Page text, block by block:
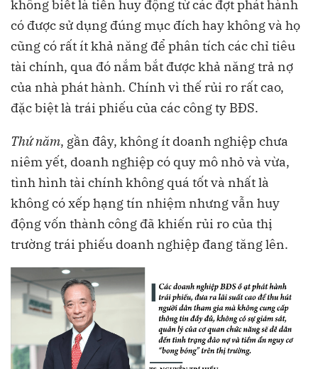
không biết là tiền huy động từ các đợt phát hành
có được sử dụng đúng mục đích hay không và họ
cũng có rất ít khả năng để phân tích các chỉ tiêu
tài chính, qua đó nắm bắt được khả năng trả nợ
của nhà phát hành. Chính vì thế rủi ro rất cao,
đặc biệt là trái phiếu của các công ty BĐS.
Thứ năm, gần đây, không ít doanh nghiệp chưa
niêm yết, doanh nghiệp có quy mô nhỏ và vừa,
tình hình tài chính không quá tốt và nhất là
không có xếp hạng tín nhiệm nhưng vẫn huy
động vốn thành công đã khiến rủi ro của thị
trường trái phiếu doanh nghiệp đang tăng lên.